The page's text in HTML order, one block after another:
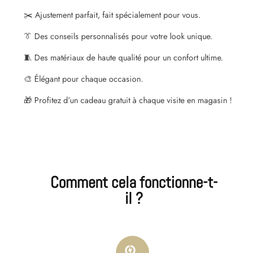
✂️ Ajustement parfait, fait spécialement pour vous.
👔 Des conseils personnalisés pour votre look unique.
🧵 Des matériaux de haute qualité pour un confort ultime.
🎨 Élégant pour chaque occasion.
🎁 Profitez d’un cadeau gratuit à chaque visite en magasin !
Comment cela fonctionne-t-
il ?